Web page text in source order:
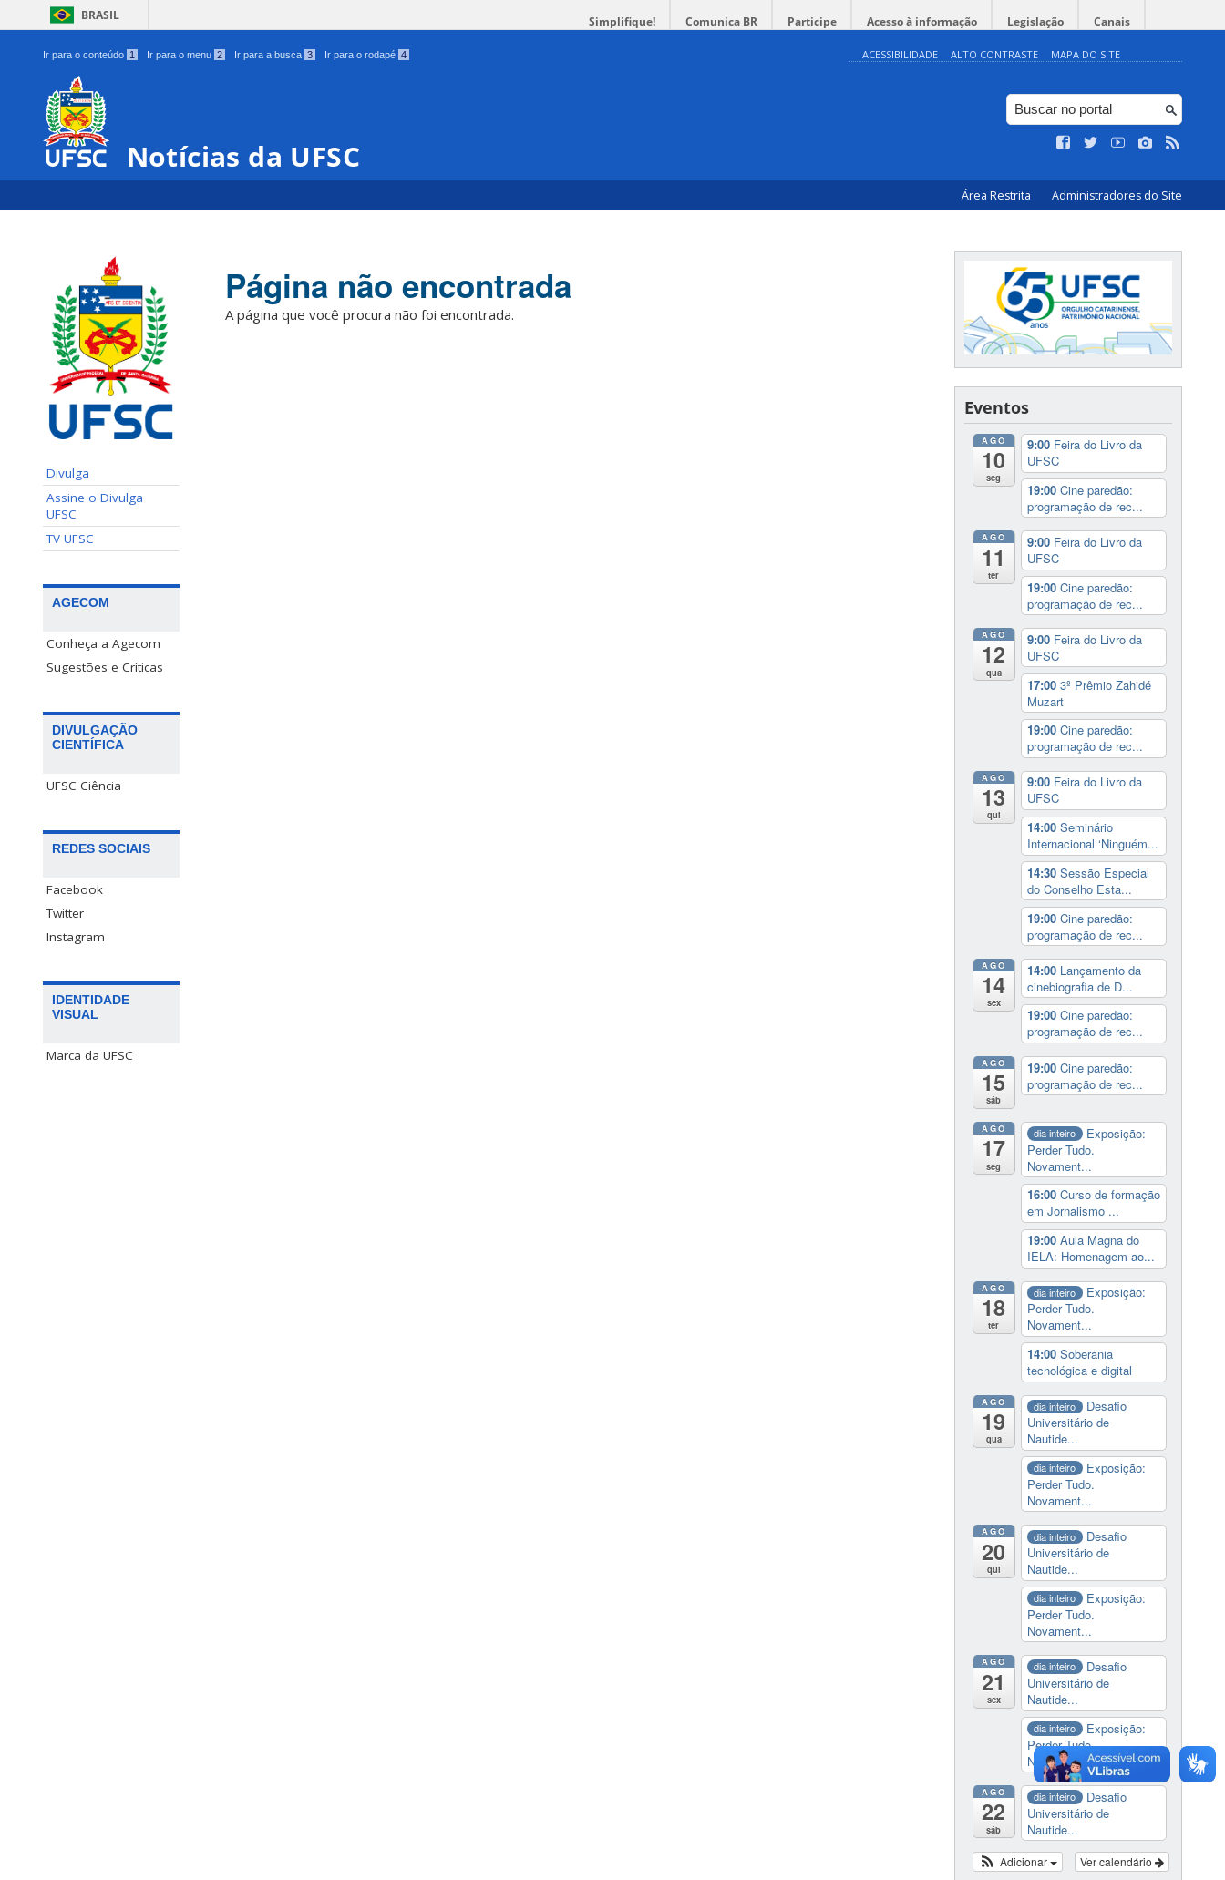
BRASIL Simplifique! Comunica BR Participe Acesso à informação Legislação Canais
Ir para o conteúdo 1 Ir para o menu 2 Ir para a busca 3 Ir para o rodapé 4 ACESSIBILIDADE ALTO CONTRASTE MAPA DO SITE
Notícias da UFSC
Área Restrita Administradores do Site
Divulga
Assine o Divulga
UFSC
TV UFSC
AGECOM
Conheça a Agecom
Sugestões e Críticas
DIVULGAÇÃO
CIENTÍFICA
UFSC Ciência
REDES SOCIAIS
Facebook
Twitter
Instagram
IDENTIDADE
VISUAL
Marca da UFSC
Página não encontrada
A página que você procura não foi encontrada.
Eventos
AGO
10
seg
9:00 Feira do Livro da
UFSC
19:00 Cine paredão:
programação de rec...
AGO
11
ter
9:00 Feira do Livro da
UFSC
19:00 Cine paredão:
programação de rec...
AGO
12
qua
9:00 Feira do Livro da
UFSC
17:00 3º Prêmio Zahidé
Muzart
19:00 Cine paredão:
programação de rec...
AGO
13
qui
9:00 Feira do Livro da
UFSC
14:00 Seminário
Internacional ‘Ninguém...
14:30 Sessão Especial
do Conselho Esta...
19:00 Cine paredão:
programação de rec...
AGO
14
sex
14:00 Lançamento da
cinebiografia de D...
19:00 Cine paredão:
programação de rec...
AGO
15
sáb
19:00 Cine paredão:
programação de rec...
AGO
17
seg
dia inteiro
Exposição:
Perder Tudo.
Novament...
16:00 Curso de formação
em Jornalismo ...
19:00 Aula Magna do
IELA: Homenagem ao...
AGO
18
ter
dia inteiro
Exposição:
Perder Tudo.
Novament...
14:00 Soberania
tecnológica e digital
AGO
19
qua
dia inteiro
Desafio
Universitário de
Nautide...
dia inteiro
Exposição:
Perder Tudo.
Novament...
AGO
20
qui
dia inteiro
Desafio
Universitário de
Nautide...
dia inteiro
Exposição:
Perder Tudo.
Novament...
AGO
21
sex
dia inteiro
Desafio
Universitário de
Nautide...
dia inteiro
Exposição:
Perder Tudo.
Novament...
AGO
22
sáb
dia inteiro
Desafio
Universitário de
Nautide...
Ver calendário
Adicionar